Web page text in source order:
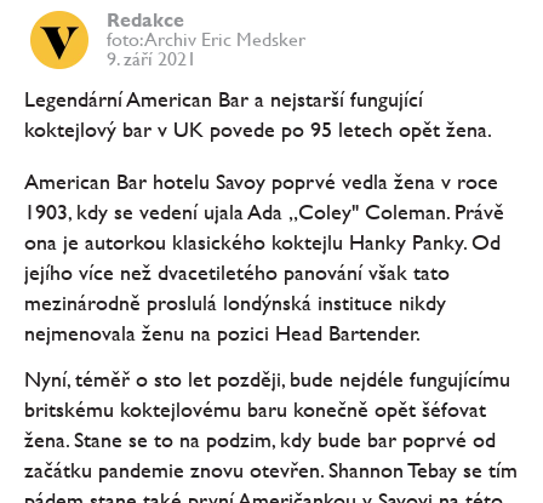
Redakce
foto: Archiv Eric Medsker
9. září 2021
Legendární American Bar a nejstarší fungující
koktejlový bar v UK povede po 95 letech opět žena.
American Bar hotelu Savoy poprvé vedla žena v roce
1903, kdy se vedení ujala Ada „Coley" Coleman. Právě
ona je autorkou klasického koktejlu Hanky Panky. Od
jejího více než dvacetiletého panování však tato
mezinárodně proslulá londýnská instituce nikdy
nejmenovala ženu na pozici Head Bartender.
Nyní, téměř o sto let později, bude nejdéle fungujícímu
britskému koktejlovému baru konečně opět šéfovat
žena. Stane se to na podzim, kdy bude bar poprvé od
začátku pandemie znovu otevřen. Shannon Tebay se tím